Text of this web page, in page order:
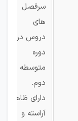
سرفصل
های
دروس در
دوره
متوسطه
دوم.
دارای ظاهر
آراسته و